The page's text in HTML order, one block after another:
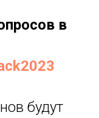
в
будут